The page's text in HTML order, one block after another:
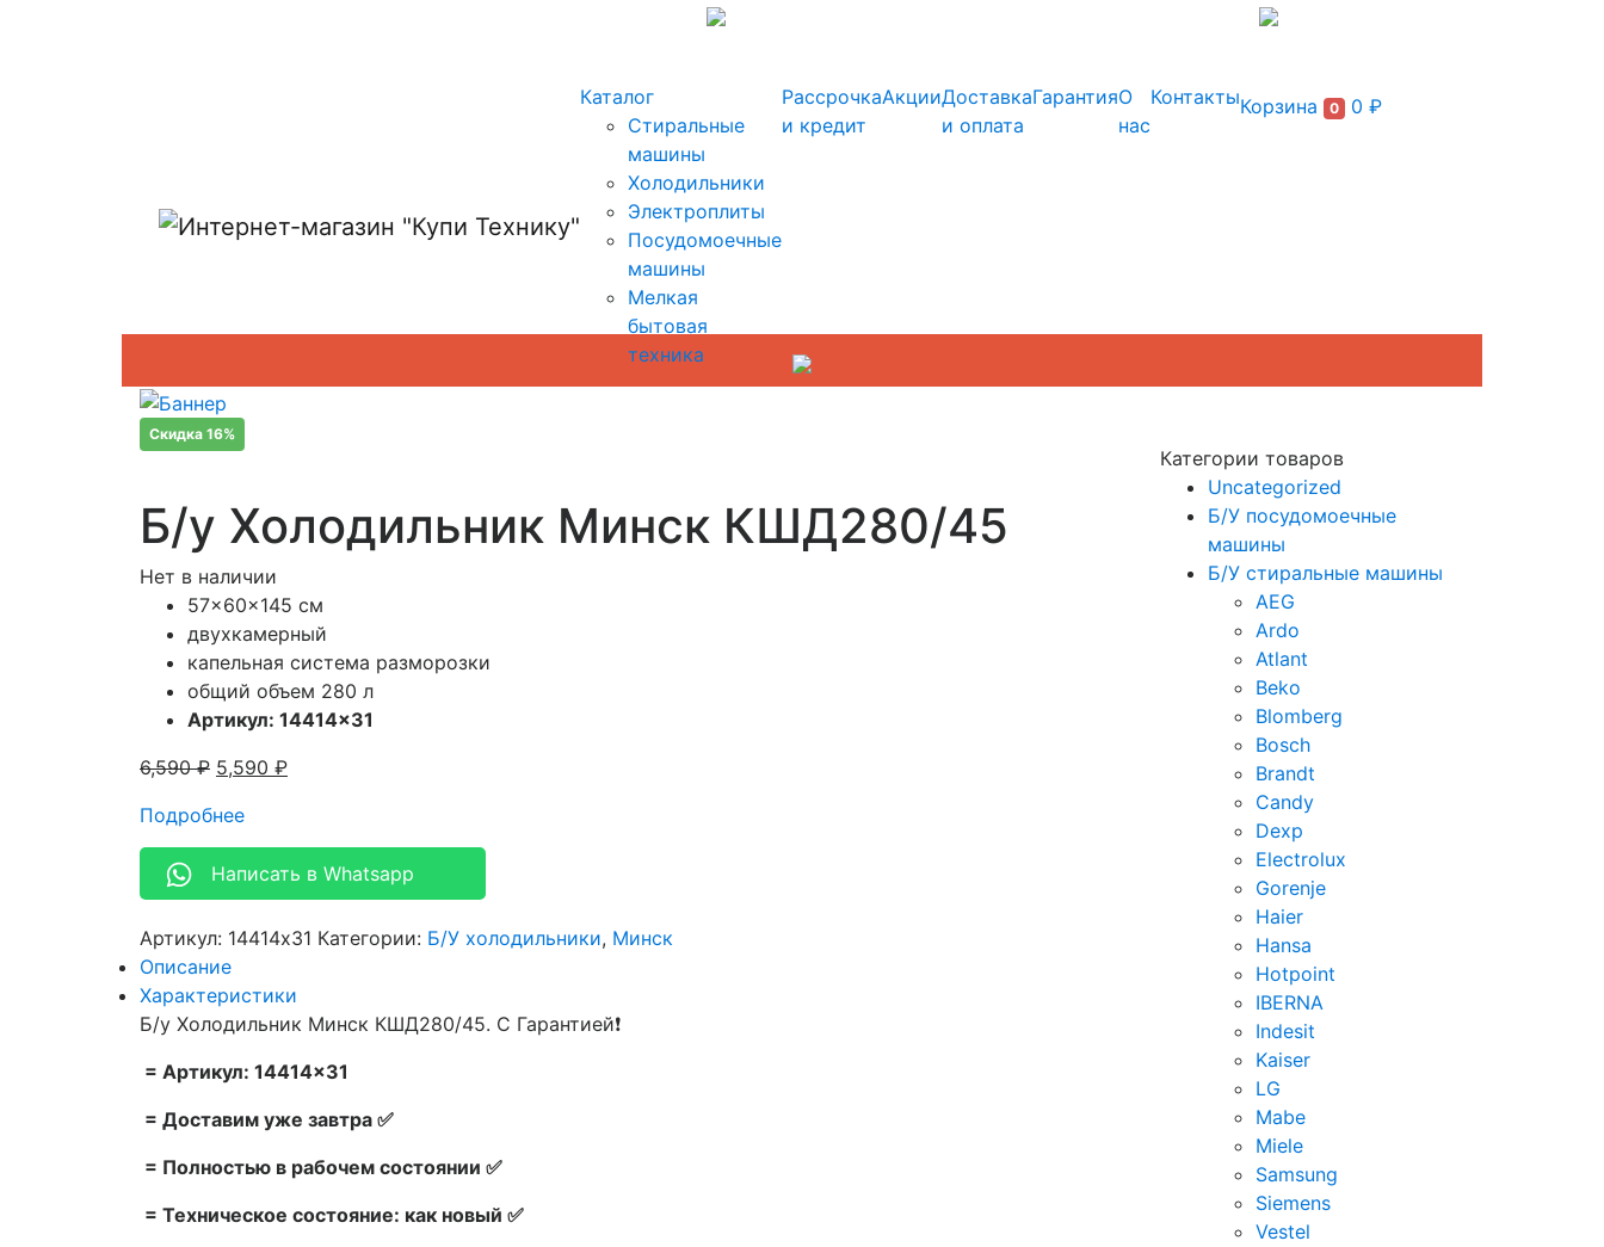
Каталог
Стиральные
машины
Холодильники
Электроплиты
Посудомоечные
машины
Мелкая
бытовая
техника
Рассрочка
и кредит
АкцииДоставка
и оплата
ГарантияО
нас
КонтактыКорзина 0 0 ₽
Скидка 16%
Б/у Холодильник Минск КШД280/45
Нет в наличии
57x60x145 см
двухкамерный
капельная система разморозки
общий объем 280 л
Артикул: 14414×31
6,590₽ 5,590 ₽
Подробнее
Написать в Whatsapp
Артикул: 14414x31 Категории: Б/У холодильники, Минск
Описание
Характеристики
Б/у Холодильник Минск КШД280/45. С Гарантией❗
= Артикул: 14414×31
= Доставим уже завтра ✅
= Полностью в рабочем состоянии ✅
= Техническое состояние: как новый ✅
Категории товаров
Uncategorized
Б/У посудомоечные
машины
Б/У стиральные машины
AEG
Ardo
Atlant
Beko
Blomberg
Bosch
Brandt
Candy
Dexp
Electrolux
Gorenje
Haier
Hansa
Hotpoint
IBERNA
Indesit
Kaiser
LG
Mabe
Miele
Samsung
Siemens
Vestel